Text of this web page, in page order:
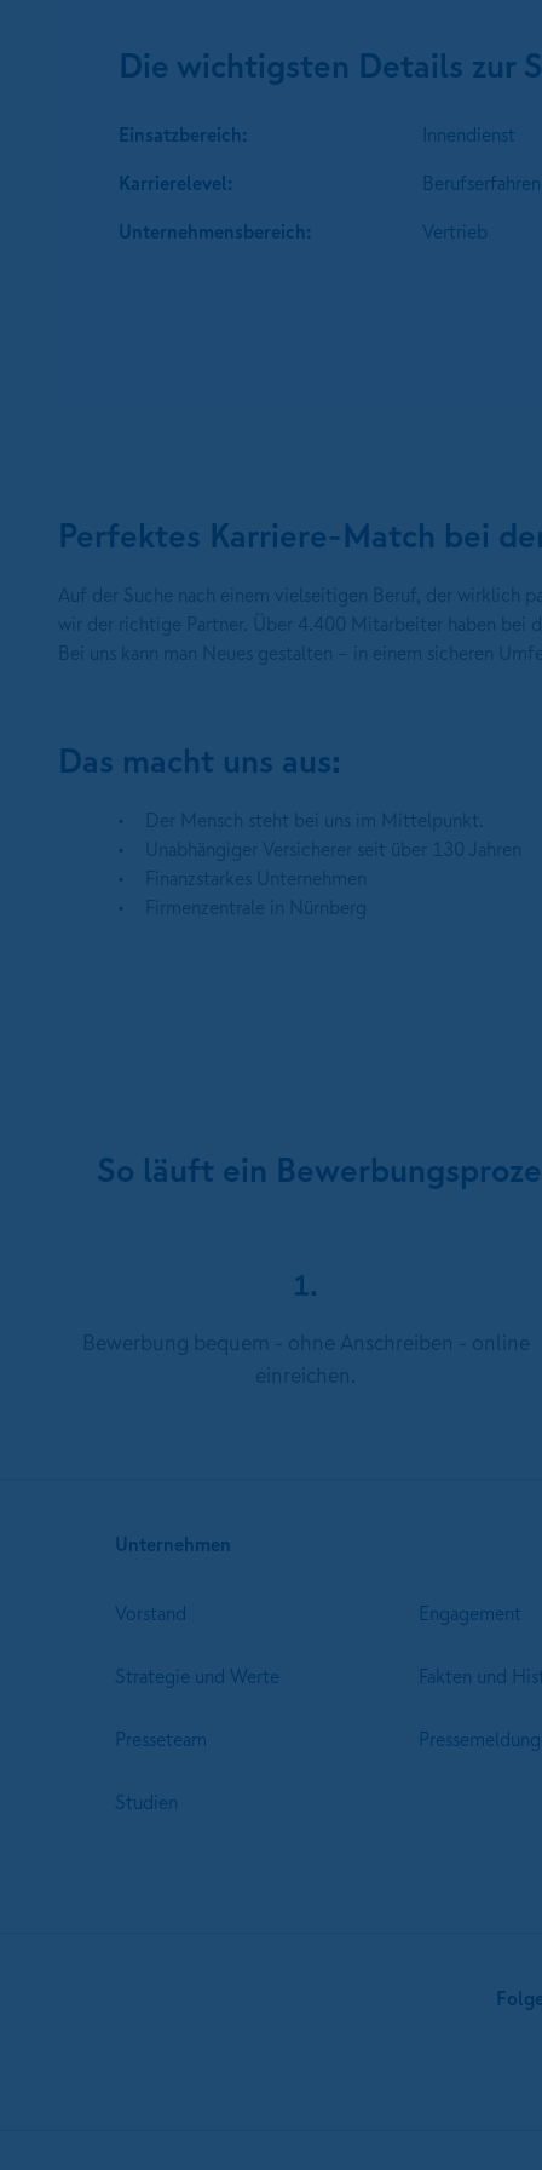
Die wichtigsten Details zur
Einsatzbereich:
Innendienst
Karrierelevel:
Unternehmens­bereich:
Vertrieb
Perfektes Karriere-Match bei
Das macht uns aus:
So läuft ein
1.
Unternehmen
Vorstand Engagement
Strategie und Werte Fakten und
Presseteam
Studien